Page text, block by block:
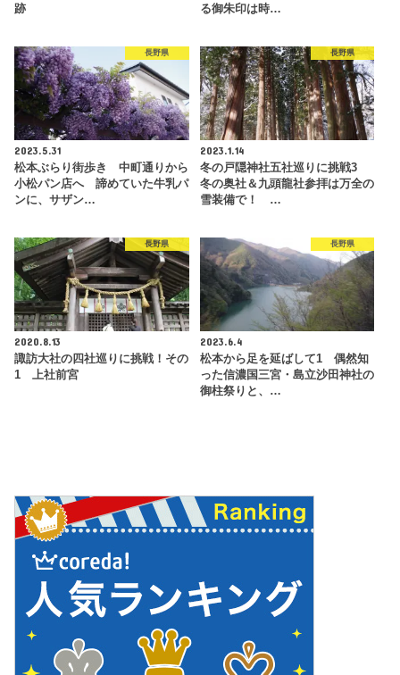
跡 る御朱印は時…
長野県
2023.5.31
松本ぶらり街歩き 中町通りから
小松パン店へ 諦めていた牛乳パ
ンに、サザン…
長野県
2023.1.14
冬の戸隠神社五社巡りに挑戦3
冬の奥社＆九頭龍社参拝は万全の
雪装備で！ …
長野県
2020.8.13
諏訪大社の四社巡りに挑戦！その
1 上社前宮
長野県
2023.6.4
松本から足を延ばして1 偶然知
った信濃国三宮・島立沙田神社の
御柱祭りと、…